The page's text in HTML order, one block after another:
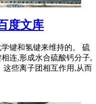
度文库
键和氢键来维持的。 硫
连,形成水合硫酸钙分子,
这些离子团相互作用,从而